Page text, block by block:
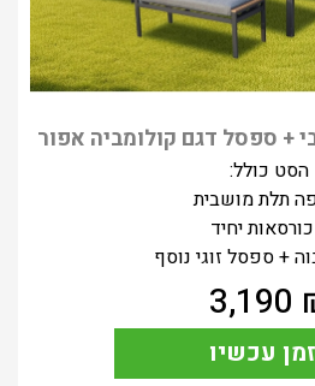
+ ספסל דגם קולומביה אפור
הסט כולל:
+ ספסל זוגי נוסף
3,190
עכשיו